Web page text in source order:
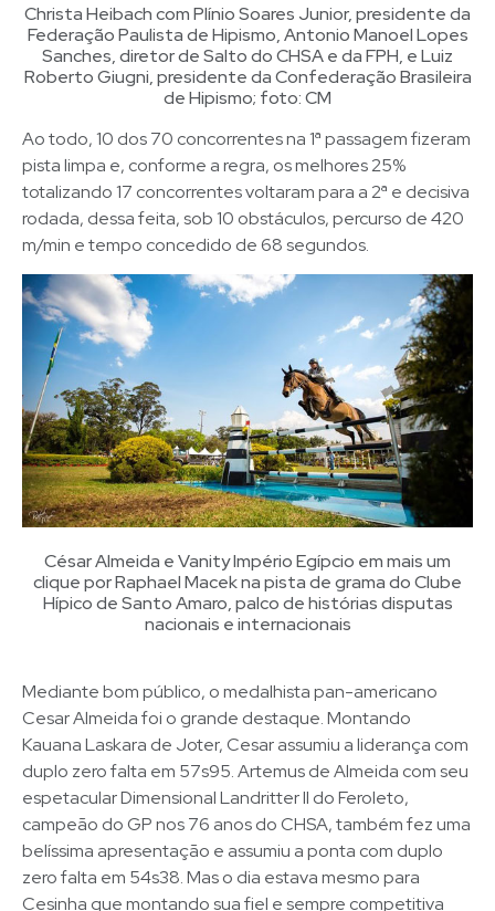
Christa Heibach com Plínio Soares Junior, presidente da
Federação Paulista de Hipismo, Antonio Manoel Lopes
Sanches, diretor de Salto do CHSA e da FPH, e Luiz
Roberto Giugni, presidente da Confederação Brasileira
de Hipismo; foto: CM
Ao todo, 10 dos 70 concorrentes na 1ª passagem fizeram
pista limpa e, conforme a regra, os melhores 25%
totalizando 17 concorrentes voltaram para a 2ª e decisiva
rodada, dessa feita, sob 10 obstáculos, percurso de 420
m/min e tempo concedido de 68 segundos.
César Almeida e Vanity Império Egípcio em mais um
clique por Raphael Macek na pista de grama do Clube
Hípico de Santo Amaro, palco de histórias disputas
nacionais e internacionais
Mediante bom público, o medalhista pan-americano
Cesar Almeida foi o grande destaque. Montando
Kauana Laskara de Joter, Cesar assumiu a liderança com
duplo zero falta em 57s95. Artemus de Almeida com seu
espetacular Dimensional Landritter II do Feroleto,
campeão do GP nos 76 anos do CHSA, também fez uma
belíssima apresentação e assumiu a ponta com duplo
zero falta em 54s38. Mas o dia estava mesmo para
Cesinha que montando sua fiel e sempre competitiva